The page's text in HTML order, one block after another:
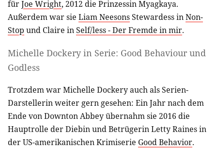
fürJoe Wright, 2012 die Prinzessin Myagkaya.
Außerdem war sie Liam NeesonsStewardess inNon-
Stop und Claire inSelf/less - Der Fremde in mir.
Michelle Dockery in Serie: Good Behaviour und
Godless
Trotzdem war Michelle Dockery auch als Serien-
Darstellerin weiter gern gesehen: Ein Jahr nach dem
Ende von Downton Abbey übernahm sie 2016 die
Hauptrolle der Diebin und Betrügerin Letty Raines in
der US-amerikanischen Krimiserie Good Behavior.